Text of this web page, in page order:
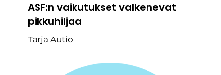
ASF:n vaikutukset valkenevat
pikkuhiljaa
Tarja Autio